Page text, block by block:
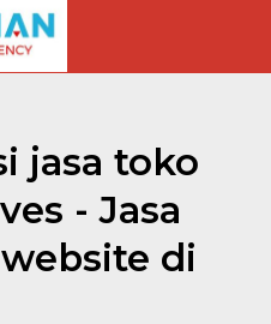
jasa toko
- Jasa
di